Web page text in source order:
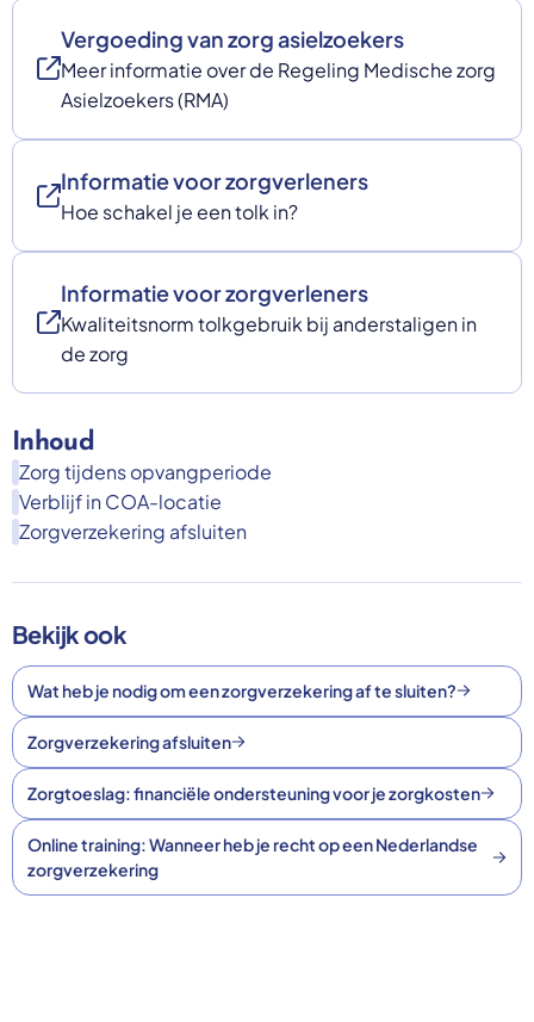
Vergoeding van zorg asielzoekers
Meer informatie over de Regeling Medische zorg
Asielzoekers (RMA)
Informatie voor zorgverleners
Hoe schakel je een tolk in?
Informatie voor zorgverleners
Kwaliteitsnorm tolkgebruik bij anderstaligen in
de zorg
Inhoud
Zorg tijdens opvangperiode
Verblijf in COA-locatie
Zorgverzekering afsluiten
Bekijk ook
Wat heb je nodig om een zorgverzekering af te sluiten?
Zorgverzekering afsluiten
Zorgtoeslag: financiële ondersteuning voor je zorgkosten
Online training: Wanneer heb je recht op een Nederlandse
zorgverzekering